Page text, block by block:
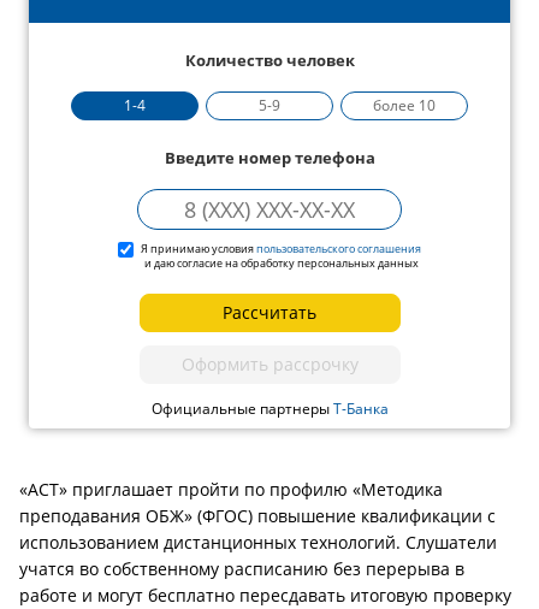
Количество человек
1-4 5-9 более 10
Введите номер телефона
Я принимаю условияпользовательского соглашения
и даю согласие на обработку персональных данных
Рассчитать
Оформить рассрочку
Официальные партнерыТ-Банка
«АСТ» приглашает пройти по профилю «Методика
преподавания ОБЖ» (ФГОС) повышение квалификации с
использованием дистанционных технологий. Слушатели
учатся во собственному расписанию без перерыва в
работе и могут бесплатно пересдавать итоговую проверку